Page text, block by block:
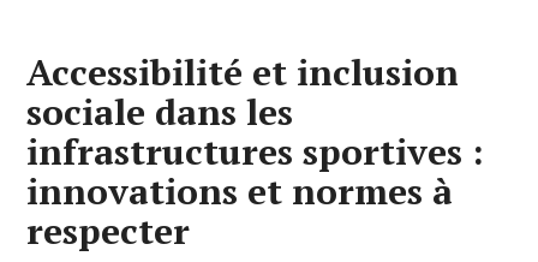
Accessibilité et inclusion
sociale dans les
infrastructures sportives :
innovations et normes à
respecter